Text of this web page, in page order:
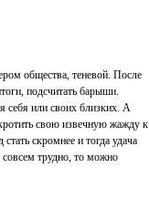
общества, теневой. После
подсчитать барыши.
себя или своих близких. А
свою извечную жажду к
скромнее и тогда удача
совсем трудно, то можно